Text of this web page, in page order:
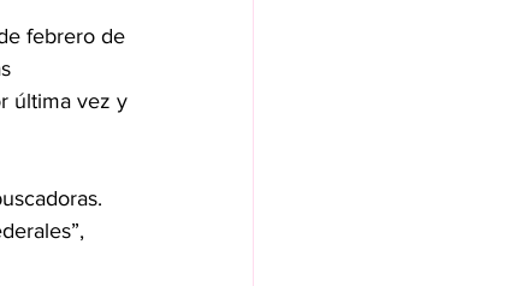
febrero de
última vez y